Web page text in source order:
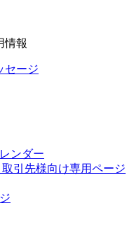
情報
セージ
ンダー